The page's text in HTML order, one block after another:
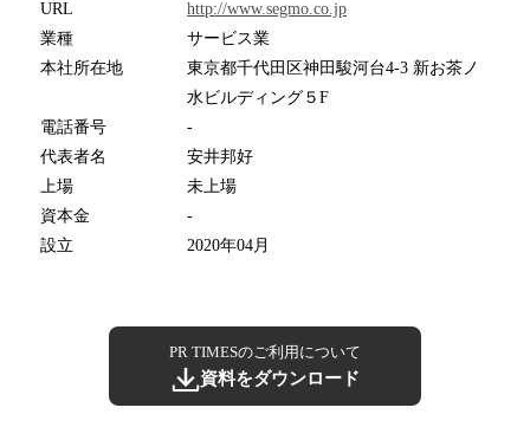
URL
http://www.segmo.co.jp
業種
サービス業
本社所在地
東京都千代田区神田駿河台4-3 新お茶ノ
水ビルディング５F
電話番号
-
代表者名
安井邦好
上場
未上場
資本金
-
設立
2020年04月
PR TIMESのご利用について
資料をダウンロード